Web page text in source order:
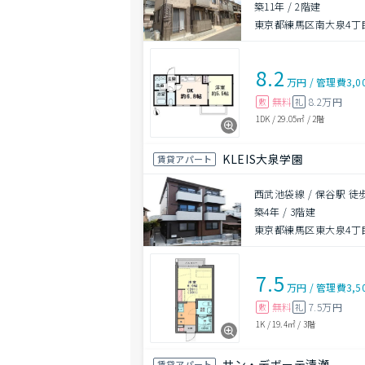
築11年 /2階建
東京都練馬区南大泉4丁
8.2 万円 /管理費
敷 無料 礼 8.2万円
1DK / 29.05㎡ / 2階
賃貸アパート KLEIS大泉学園
西武池袋線 / 保谷駅 徒
築4年 / 3階建
東京都練馬区東大泉4丁
7.5 万円 /管理費
敷 無料 礼 7.5万円
1K / 19.4㎡ / 3階